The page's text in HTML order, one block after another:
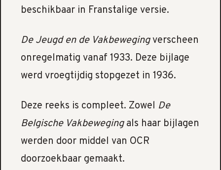
beschikbaar in Franstalige versie.
De Jeugd en de Vakbewegingverscheen
onregelmatig vanaf 1933. Deze bijlage
werd vroegtijdig stopgezet in 1936.
Deze reeks is compleet. Zowel De
Belgische Vakbewegingals haar bijlagen
werden door middel van OCR
doorzoekbaar gemaakt.